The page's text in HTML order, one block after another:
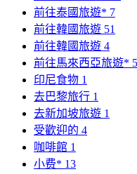
前往泰國旅遊* 7
前往韓國旅遊 51
前往韓國旅遊 4
前往馬來西亞旅遊* 5
印尼食物 1
去巴黎旅行 1
去新加坡旅遊 1
受歡迎的 4
咖啡館 1
小费* 13